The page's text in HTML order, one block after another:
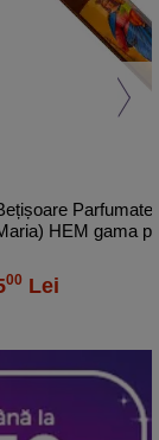
superioara,
Top
HEM gama
00 Lei